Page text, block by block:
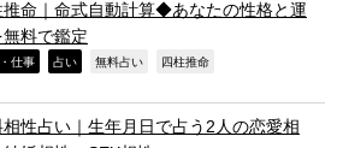
推命｜命式自動計算◆あなたの性格と運
無料で鑑定
仕事 占い 無料占い 四柱推命
相性占い｜生年月日で占う2人の恋愛相